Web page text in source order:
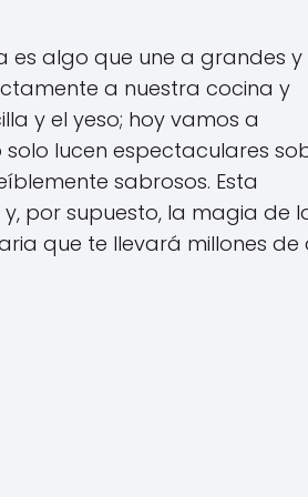
es algo que une a grandes y
a nuestra cocina y
y el yeso; hoy vamos a
solo lucen espectaculares
sabrosos. Esta
por supuesto, la magia de
que te llevará millones de